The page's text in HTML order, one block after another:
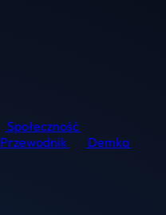
Społeczność
Przewodnik
Demka